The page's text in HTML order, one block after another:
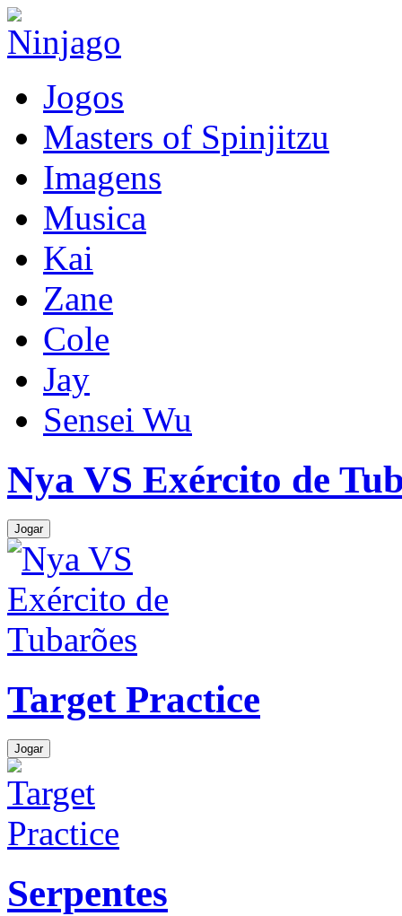
Jogos
Masters of Spinjitzu
Imagens
Musica
Kai
Zane
Cole
Jay
Sensei Wu
Nya VS Exército de
Jogar
Target Practice
Jogar
Serpentes